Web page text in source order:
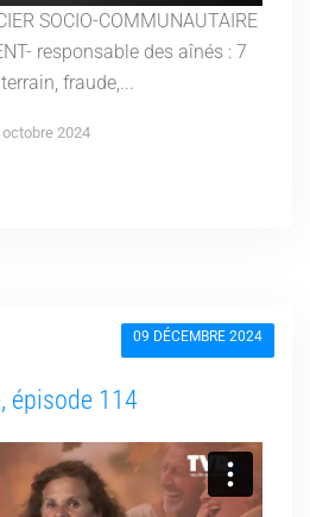
SOCIO-COMMUNAUTAIRE
responsable des aînés : 7
fraude,...
2024
09 DÉCEMBRE 2024
épisode 114